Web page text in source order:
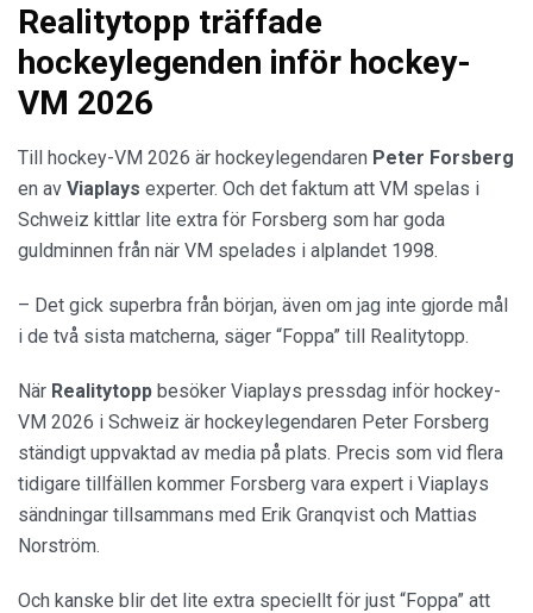
Realitytopp träffade
hockeylegenden inför hockey-
VM 2026
Till hockey-VM 2026 är hockeylegendaren Peter Forsberg
en av Viaplays experter. Och det faktum att VM spelas i
Schweiz kittlar lite extra för Forsberg som har goda
guldminnen från när VM spelades i alplandet 1998.
– Det gick superbra från början, även om jag inte gjorde mål
i de två sista matcherna, säger “Foppa” till Realitytopp.
När Realitytopp besöker Viaplays pressdag inför hockey-
VM 2026 i Schweiz är hockeylegendaren Peter Forsberg
ständigt uppvaktad av media på plats. Precis som vid flera
tidigare tillfällen kommer Forsberg vara expert i Viaplays
sändningar tillsammans med Erik Granqvist och Mattias
Norström.
Och kanske blir det lite extra speciellt för just “Foppa” att